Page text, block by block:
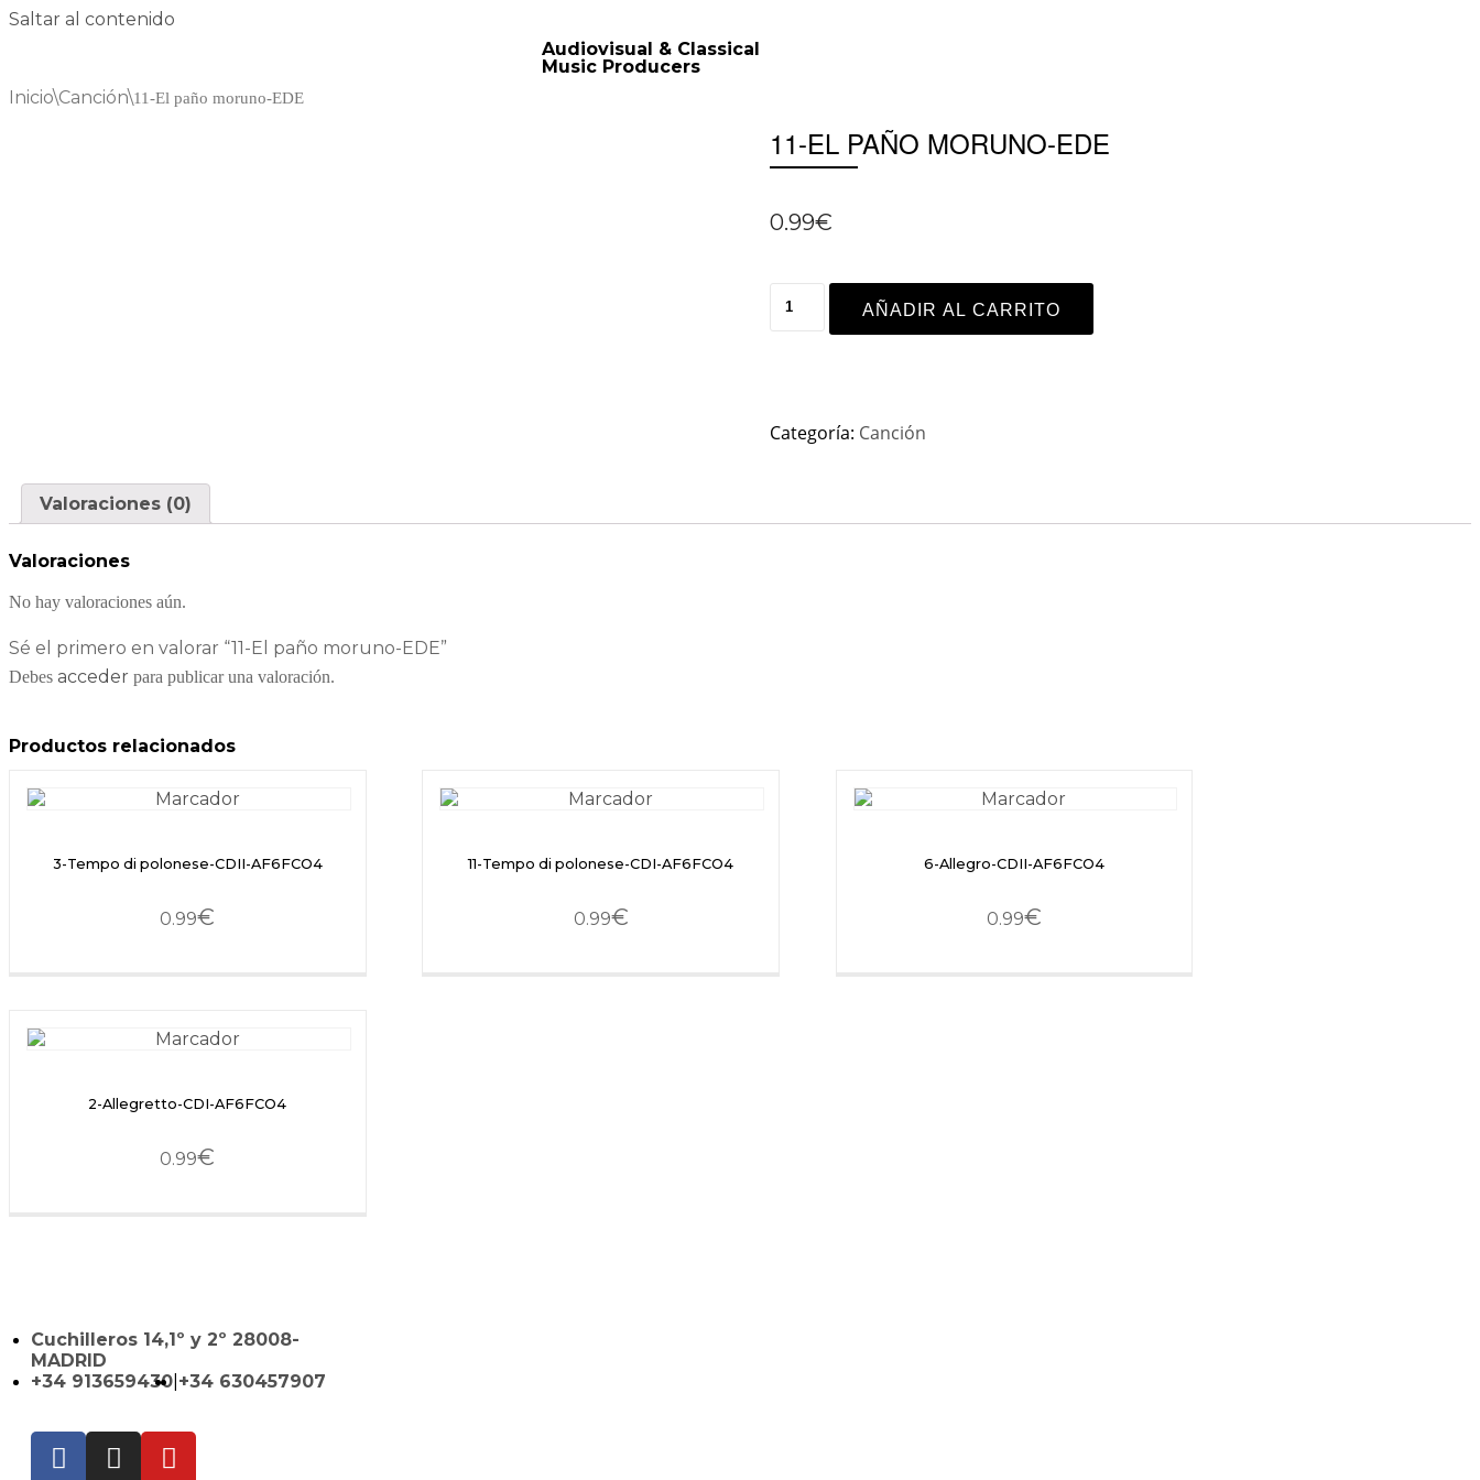
Saltar al contenido
Audiovisual & Classical
Music Producers
Inicio\Canción\11-El paño moruno-EDE
11-EL PAÑO MORUNO-EDE
0.99€
AÑADIR AL CARRITO
Categoría: Canción
Valoraciones (0)
Valoraciones
No hay valoraciones aún.
Sé el primero en valorar “11-El paño moruno-EDE”
Debes acceder para publicar una valoración.
Productos relacionados
3-Tempo di polonese-CDII-AF6FCO4
0.99€
11-Tempo di polonese-CDI-AF6FCO4
0.99€
6-Allegro-CDII-AF6FCO4
0.99€
2-Allegretto-CDI-AF6FCO4
0.99€
Cuchilleros 14,1º y 2º 28008-
MADRID
+34 913659430 +34 630457907